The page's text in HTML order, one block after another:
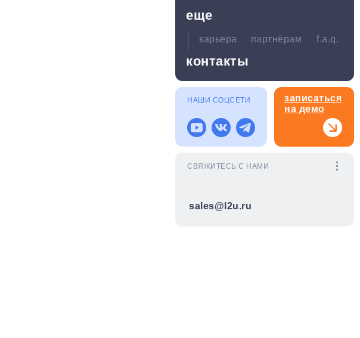
НАШИ СОЦСЕТИ
записаться
на демо
СВЯЖИТЕСЬ С НАМИ
контакты
sales@l2u.ru
еще
карьера партнёрам f.a.q.